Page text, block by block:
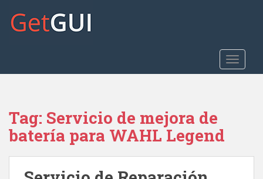
o
Tag: Servicio de mejora de
batería para WAHL Legend